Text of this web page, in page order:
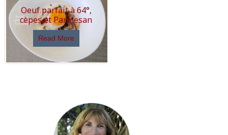
Oeuf parfait à 64°,
cèpes et Parmesan
Read More